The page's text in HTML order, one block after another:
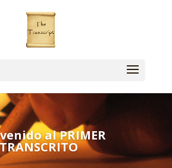
al PRIMER
TRANSCRITO